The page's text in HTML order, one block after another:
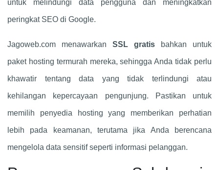
untuk melindungi data pengguna dan meningkatkan
peringkat SEO di Google.
Jagoweb.com menawarkan SSL gratis bahkan untuk
paket hosting termurah mereka, sehingga Anda tidak perlu
khawatir tentang data yang tidak terlindungi atau
kehilangan kepercayaan pengunjung. Pastikan untuk
memilih penyedia hosting yang memberikan perhatian
lebih pada keamanan, terutama jika Anda berencana
mengelola data sensitif seperti informasi pelanggan.